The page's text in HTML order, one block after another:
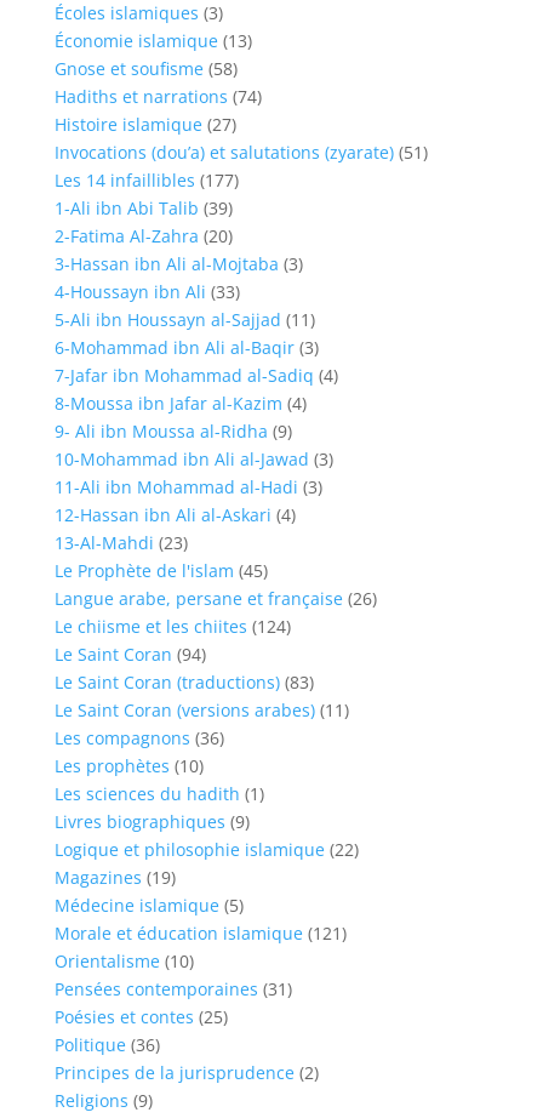
Écoles islamiques (3)
Économie islamique (13)
Gnose et soufisme (58)
Hadiths et narrations (74)
Histoire islamique (27)
Invocations (dou’a) et salutations (zyarate) (51)
Les 14 infaillibles (177)
1-Ali ibn Abi Talib (39)
2-Fatima Al-Zahra (20)
3-Hassan ibn Ali al-Mojtaba (3)
4-Houssayn ibn Ali (33)
5-Ali ibn Houssayn al-Sajjad (11)
6-Mohammad ibn Ali al-Baqir (3)
7-Jafar ibn Mohammad al-Sadiq (4)
8-Moussa ibn Jafar al-Kazim (4)
9- Ali ibn Moussa al-Ridha (9)
10-Mohammad ibn Ali al-Jawad (3)
11-Ali ibn Mohammad al-Hadi (3)
12-Hassan ibn Ali al-Askari (4)
13-Al-Mahdi (23)
Le Prophète de l'islam (45)
Langue arabe, persane et française (26)
Le chiisme et les chiites (124)
Le Saint Coran (94)
Le Saint Coran (traductions) (83)
Le Saint Coran (versions arabes) (11)
Les compagnons (36)
Les prophètes (10)
Les sciences du hadith (1)
Livres biographiques (9)
Logique et philosophie islamique (22)
Magazines (19)
Médecine islamique (5)
Morale et éducation islamique (121)
Orientalisme (10)
Pensées contemporaines (31)
Poésies et contes (25)
Politique (36)
Principes de la jurisprudence (2)
Religions (9)